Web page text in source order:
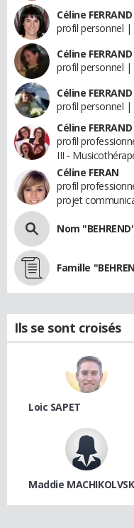
Céline FERRAND
profil personnel |
Céline FERRAND
profil personnel |
Céline FERRAND
profil personnel |
Céline FERRAND
profil
III -
Céline FERAN
profil
projet
Nom
Famille
Ils se sont croisés
Loic SAPET
Maddie